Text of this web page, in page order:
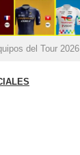
del Tour 2026